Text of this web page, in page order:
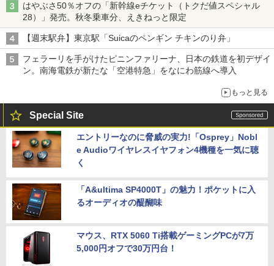
はやぶさ50％オフの「新幹線eチケット（トクだ値スペシャル
28）」発売。秋冬乗車分、えきねっと限定
【週末駅弁】東京駅「Suicaのペンギン チキンのり弁」
フェラーリを手がけたピニンファリーナ、日本の鉄道を初デザイ
ン。南海電鉄が新たな「空港特急」をなにわ筋線へ導入
もっと見る
Special Site
エントリーなのに脅威の実力!「Osprey」Nobl
e Audioワイヤレスイヤフォン4機種を一気に聴
く
「A&ultima SP4000T」の魅力！ポケットに入
るオーディオの醍醐味
マウス、RTX 5060 Ti搭載ゲーミングPCが7万
5,000円オフで30万円台！